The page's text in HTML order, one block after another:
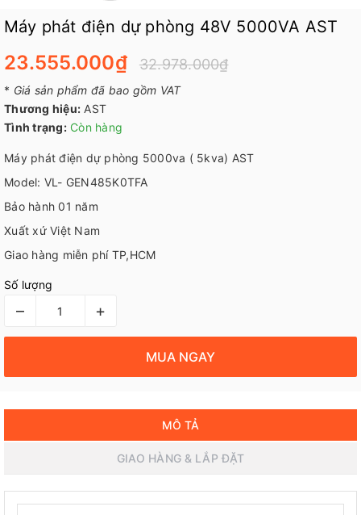
Máy phát điện dự phòng 48V 5000VA AST
23.555.000₫ 32.978.000₫
* Giá sản phẩm đã bao gồm VAT
Thương hiệu: AST
Tình trạng: Còn hàng
Máy phát điện dự phòng 5000va ( 5kva) AST
Model: VL- GEN485K0TFA
Bảo hành 01 năm
Xuất xứ Việt Nam
Giao hàng miễn phí TP,HCM
Số lượng
– +
MUA NGAY
MÔ TẢ
GIAO HÀNG & LẮP ĐẶT